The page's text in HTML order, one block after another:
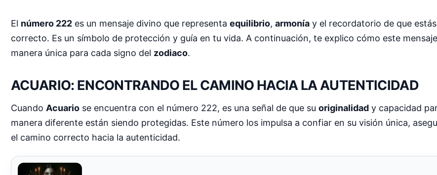
El número 222 es un mensaje divino que representa equilibrio, armonía y el recordatorio de que
correcto. Es un símbolo de protección y guía en tu vida. A continuación, te explico cómo este
manera única para cada signo del zodiaco.
ACUARIO: ENCONTRANDO EL CAMINO HACIA LA AUTENTICIDAD
Cuando Acuario se encuentra con el número 222, es una señal de que su originalidad y capacidad
manera diferente están siendo protegidas. Este número los impulsa a confiar en su visión única,
el camino correcto hacia la autenticidad.